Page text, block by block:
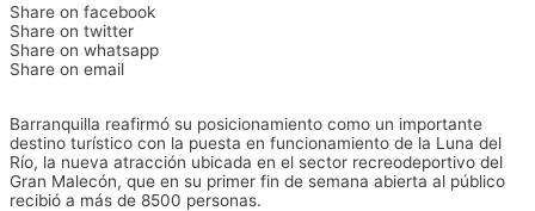
Share on facebook
Share on twitter
Share on whatsapp
Share on email
Barranquilla reafirmó su posicionamiento como un importante
destino turístico con la puesta en funcionamiento de la Luna del
Río, la nueva atracción ubicada en el sector recreodeportivo del
Gran Malecón, que en su primer fin de semana abierta al público
recibió a más de 8500 personas.